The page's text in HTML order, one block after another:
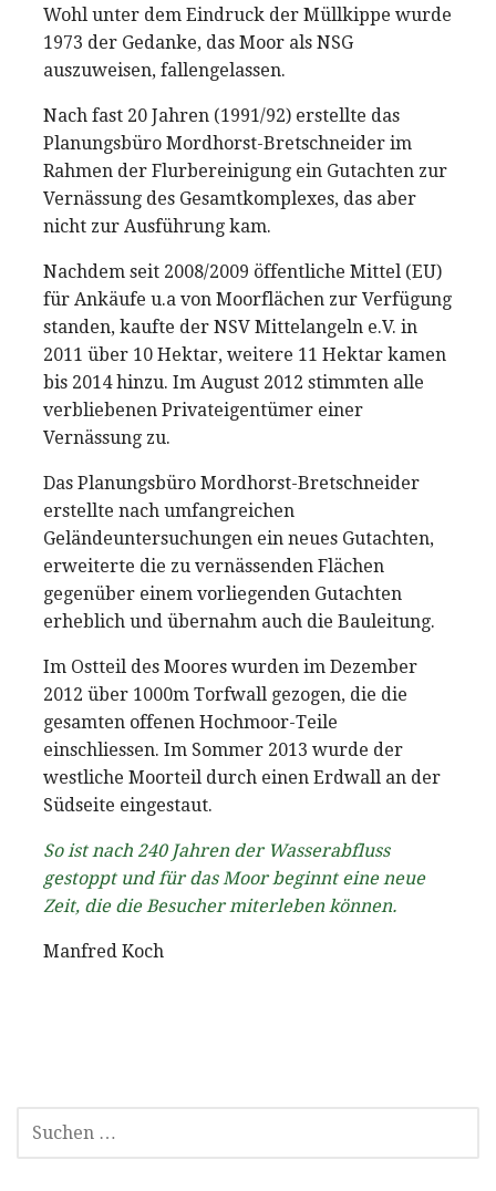
Wohl unter dem Eindruck der Müllkippe wurde
1973 der Gedanke, das Moor als NSG
auszuweisen, fallengelassen.
Nach fast 20 Jahren (1991/92) erstellte das
Planungsbüro Mordhorst-Bretschneider im
Rahmen der Flurbereinigung ein Gutachten zur
Vernässung des Gesamtkomplexes, das aber
nicht zur Ausführung kam.
Nachdem seit 2008/2009 öffentliche Mittel (EU)
für Ankäufe u.a von Moorflächen zur Verfügung
standen, kaufte der NSV Mittelangeln e.V. in
2011 über 10 Hektar, weitere 11 Hektar kamen
bis 2014 hinzu. Im August 2012 stimmten alle
verbliebenen Privateigentümer einer
Vernässung zu.
Das Planungsbüro Mordhorst-Bretschneider
erstellte nach umfangreichen
Geländeuntersuchungen ein neues Gutachten,
erweiterte die zu vernässenden Flächen
gegenüber einem vorliegenden Gutachten
erheblich und übernahm auch die Bauleitung.
Im Ostteil des Moores wurden im Dezember
2012 über 1000m Torfwall gezogen, die die
gesamten offenen Hochmoor-Teile
einschliessen. Im Sommer 2013 wurde der
westliche Moorteil durch einen Erdwall an der
Südseite eingestaut.
So ist nach 240 Jahren der Wasserabfluss
gestoppt und für das Moor beginnt eine neue
Zeit, die die Besucher miterleben können.
Manfred Koch
SUCHEN
NACH: